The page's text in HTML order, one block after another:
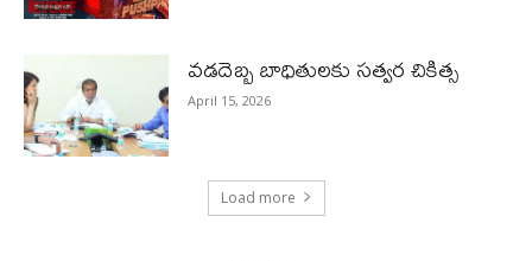
వడదెబ్బ బాధితులకు సత్వర చికిత్స
April 15, 2026
Load more